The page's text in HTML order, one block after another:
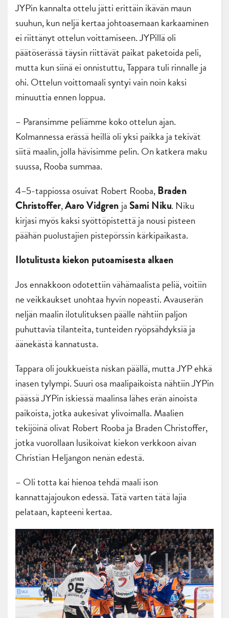
JYPin kannalta ottelu jätti erittäin ikävän maun
suuhun, kun neljä kertaa johtoasemaan karkaaminen
ei riittänyt ottelun voittamiseen. JYPillä oli
päätöserässä täysin riittävät paikat paketoida peli,
mutta kun siinä ei onnistuttu, Tappara tuli rinnalle ja
ohi. Ottelun voittomaali syntyi vain noin kaksi
minuuttia ennen loppua.
– Paransimme peliämme koko ottelun ajan.
Kolmannessa erässä heillä oli yksi paikka ja tekivät
siitä maalin, jolla hävisimme pelin. On katkera maku
suussa, Rooba summaa.
4–5-tappiossa osuivat Robert Rooba,Braden
Christoffer,Aaro Vidgren ja Sami Niku. Niku
kirjasi myös kaksi syöttöpistettä ja nousi pisteen
päähän puolustajien pistepörssin kärkipaikasta.
Ilotulitusta kiekon putoamisesta alkaen
Jos ennakkoon odotettiin vähämaalista peliä, voitiin
ne veikkaukset unohtaa hyvin nopeasti. Avauserän
neljän maalin ilotulituksen päälle nähtiin paljon
puhuttavia tilanteita, tunteiden ryöpsähdyksiä ja
äänekästä kannatusta.
Tappara oli joukkueista niskan päällä, mutta JYP ehkä
inasen tylympi. Suuri osa maalipaikoista nähtiin JYPin
päässä JYPin iskiessä maalinsa lähes erän ainoista
paikoista, jotka aukesivat ylivoimalla. Maalien
tekijöinä olivat Robert Rooba ja Braden Christoffer,
jotka vuorollaan lusikoivat kiekon verkkoon aivan
Christian Heljangon nenän edestä.
– Oli totta kai hienoa tehdä maali ison
kannattajajoukon edessä. Tätä varten tätä lajia
pelataan, kapteeni kertaa.